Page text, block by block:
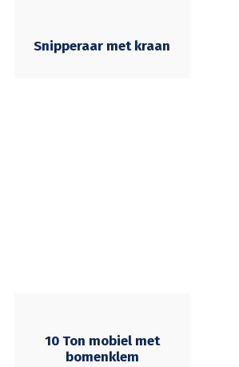
Snipperaar met kraan
10 Ton mobiel met
bomenklem